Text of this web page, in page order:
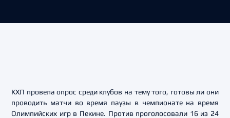
КХЛ провела опрос среди клубов на тему того, готовы ли они
проводить матчи во время паузы в чемпионате на время
Олимпийских игр в Пекине. Против проголосовали 16 из 24